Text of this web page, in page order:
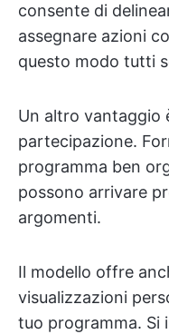
consente di
assegnare azioni
questo modo tutti
Un altro vantaggio
partecipazione.
programma ben
possono arrivare
argomenti.
Il modello offre
visualizzazioni
tuo programma. Si